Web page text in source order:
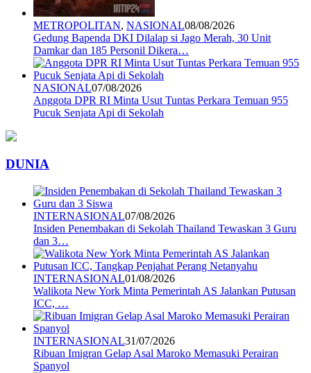
METROPOLITAN, NASIONAL08/08/2026
Gedung Bapenda DKI Dilalap si Jago Merah, 30 Unit
Damkar dan 185 Personil Dikera…
NASIONAL07/08/2026
Anggota DPR RI Minta Usut Tuntas Perkara Temuan 955
Pucuk Senjata Api di Sekolah
DUNIA
INTERNASIONAL07/08/2026
Insiden Penembakan di Sekolah Thailand Tewaskan 3 Guru
dan 3…
INTERNASIONAL01/08/2026
Walikota New York Minta Pemerintah AS Jalankan Putusan
ICC, …
INTERNASIONAL31/07/2026
Ribuan Imigran Gelap Asal Maroko Memasuki Perairan
Spanyol